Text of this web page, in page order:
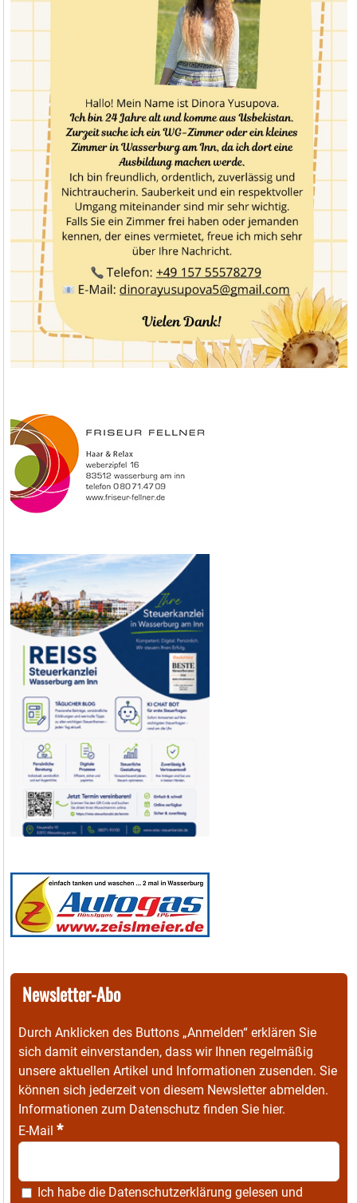
Newsletter-Abo
Durch Anklicken des Buttons „Anmelden“ erklären Sie
sich damit einverstanden, dass wir Ihnen regelmäßig
unsere aktuellen Artikel und Informationen zusenden. Sie
können sich jederzeit von diesem Newsletter abmelden.
Informationen zum Datenschutz finden Sie hier.
E-Mail *
Ich habe die Datenschutzerklärung gelesen und